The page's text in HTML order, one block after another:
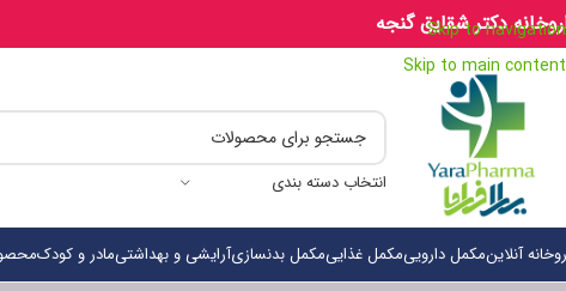
Skip to navigation
Skip to main content
دکتر شقایق گنجه
انتخاب دسته بندی
آنلاینمکمل داروییمکمل غذاییمکمل بدنسازیآرایشی و بهداشتیمادر و کودک